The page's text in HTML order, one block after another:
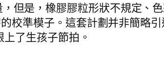
但是，橡膠膠粒形狀不規定、
校準模子。這套計劃并非簡略
了生孩子節拍。